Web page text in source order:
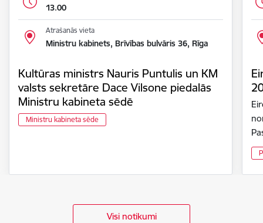
13.00
Atrašanās vieta
Ministru kabinets, Brīvības bulvāris 36, Rīga
Kultūras ministrs Nauris Puntulis un KM
valsts sekretāre Dace Vilsone piedalās
Ministru kabineta sēdē
Ministru kabineta sēde
Visi notikumi